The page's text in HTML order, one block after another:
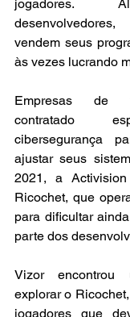
jogadores.
vendem seus
às vezes lucrando
Empresas de
contratado
cibersegurança
ajustar seus
2021, a
Ricochet, que
para dificultar
parte dos
Vizor encontrou
explorar o
jogadores que